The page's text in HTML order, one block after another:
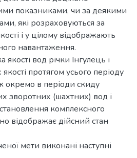
показниками, чи за деякими
які розраховуються за
і у цілому відображають
навантаження.
вод річки Інгулець і
протягом усього періоду
окремо в періоди скиду
зворотних (шахтних) вод і
комплексного
відображає дійсний стан
мети виконані наступні